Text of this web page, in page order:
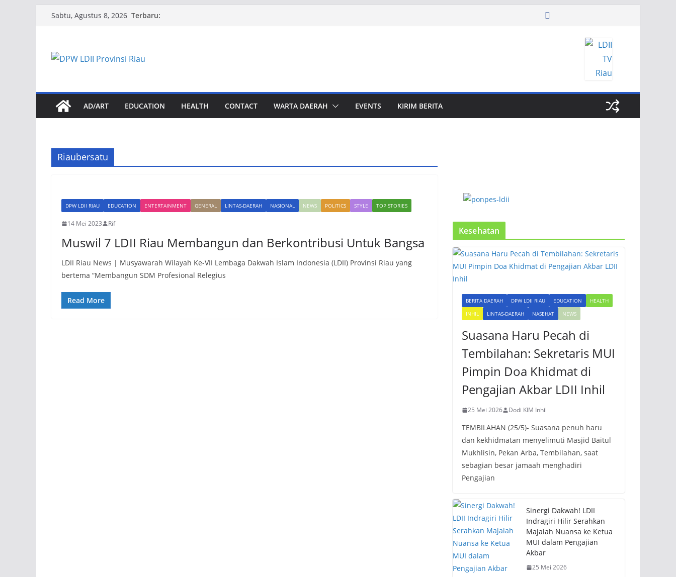
Sabtu, Agustus 8, 2026 Terbaru:
AD/ART EDUCATION HEALTH CONTACT WARTA DAERAH EVENTS KIRIM BERITA
Riaubersatu
DPW LDII RIAU EDUCATION ENTERTAINMENT GENERAL LINTAS-DAERAH NASIONAL NEWS POLITICS STYLE TOP STORIES
14 Mei 2023 Rif
Muswil 7 LDII Riau Membangun dan Berkontribusi Untuk Bangsa
LDII Riau News | Musyawarah Wilayah Ke-VII Lembaga Dakwah Islam Indonesia (LDII) Provinsi Riau yang
bertema “Membangun SDM Profesional Relegius
Read More
Kesehatan
BERITA DAERAH DPW LDII RIAU EDUCATION
HEALTH
INHIL
LINTAS-DAERAH NASEHAT NEWS
Suasana Haru Pecah di
Tembilahan: Sekretaris MUI
Pimpin Doa Khidmat di
Pengajian Akbar LDII Inhil
25 Mei 2026 Dodi KIM Inhil
TEMBILAHAN (25/5)- Suasana penuh haru
dan kekhidmatan menyelimuti Masjid Baitul
Mukhlisin, Pekan Arba, Tembilahan, saat
sebagian besar jamaah menghadiri
Pengajian
Sinergi Dakwah! LDII
Indragiri Hilir Serahkan
Majalah Nuansa ke Ketua
MUI dalam Pengajian
Akbar
25 Mei 2026